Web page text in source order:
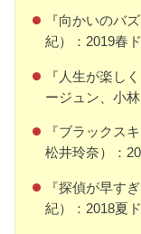
『向かいのバ
紀）：2019春
『人生が楽し
ージュン、小
『ブラックス
松井玲奈）：
『探偵が早す
紀）：2018夏